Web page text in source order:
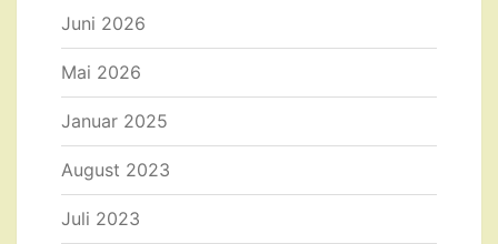
Juni 2026
Mai 2026
Januar 2025
August 2023
Juli 2023